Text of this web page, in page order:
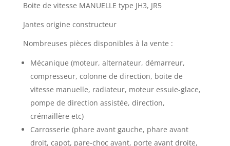
Boite de vitesse MANUELLE type JH3, JR5
Jantes origine constructeur
Nombreuses pièces disponibles à la vente :
Mécanique (moteur, alternateur, démarreur,
compresseur, colonne de direction, boite de
vitesse manuelle, radiateur, moteur essuie-glace,
pompe de direction assistée, direction,
crémaillère etc)
Carrosserie (phare avant gauche, phare avant
droit, capot, pare-choc avant, porte avant droite,